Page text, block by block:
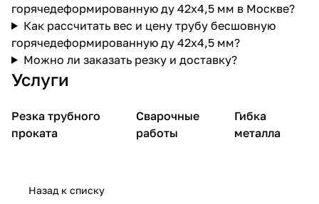
горячедеформированную ду 42х4,5 мм в Москве?
Как рассчитать вес и цену трубу бесшовную
горячедеформированную ду 42х4,5 мм?
Можно ли заказать резку и доставку?
Услуги
Резка трубного
проката
Сварочные
работы
Гибка
металла
Назад к списку